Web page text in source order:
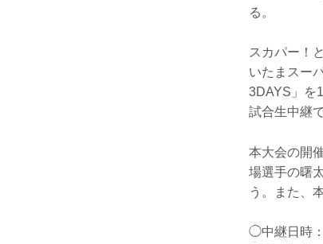
る。
スカパー！
いたまスー
3DAYS」を
試合生中継
本大会の開
場選手の曙
う。また、
◯中継日時